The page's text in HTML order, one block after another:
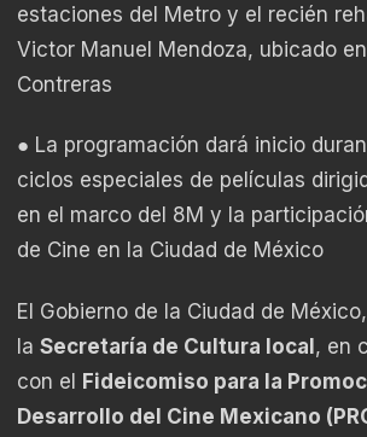
estaciones del Metro y el recién
Victor Manuel Mendoza, ubicado
Contreras
● La programación dará inicio
ciclos especiales de películas
en el marco del 8M y la
de Cine en la Ciudad de México
El Gobierno de la Ciudad de
la Secretaría de Cultura local, en
con el Fideicomiso para la
Desarrollo del Cine Mexicano